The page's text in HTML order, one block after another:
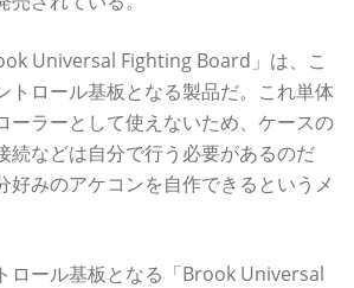
Universal Fighting Board」は、こ
トロール基板となる製品だ。これ単体
ーラーとして使えないため、ケースの
続などは自分で行う必要があるのだ
好みのアケコンを自作できるというメ
ロール基板となる「Brook Universal